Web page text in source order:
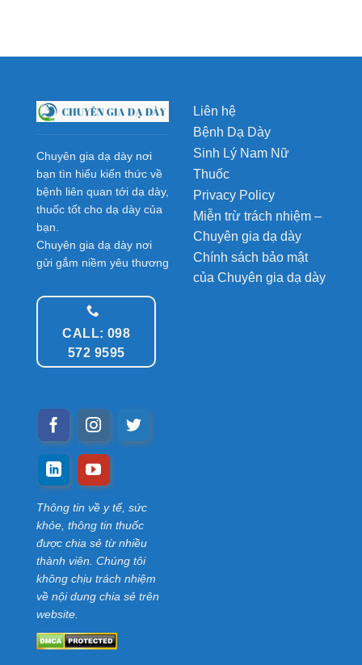
Chuyên gia dạ dày nơi
bạn tìn hiểu kiến thức về
bệnh liên quan tới dạ dày,
thuốc tốt cho dạ dày của
bạn.
Chuyên gia dạ dày nơi
gửi gắm niềm yêu thương
CALL: 098
572 9595
Liên hệ
Bệnh Dạ Dày
Sinh Lý Nam Nữ
Thuốc
Privacy Policy
Miễn trừ trách nhiệm –
Chuyên gia dạ dày
Chính sách bảo mật
của Chuyên gia dạ dày
Thông tin về y tế, sức
khỏe, thông tin thuốc
được chia sẻ từ nhiều
thành viên. Chúng tôi
không chịu trách nhiệm
về nội dung chia sẻ trên
website.